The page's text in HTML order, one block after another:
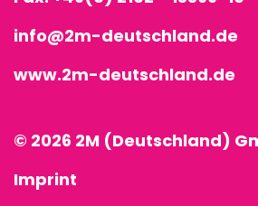
info@2m-deutschland.de
www.2m-deutschland.de
© 2026 2M (Deutschland)
Imprint